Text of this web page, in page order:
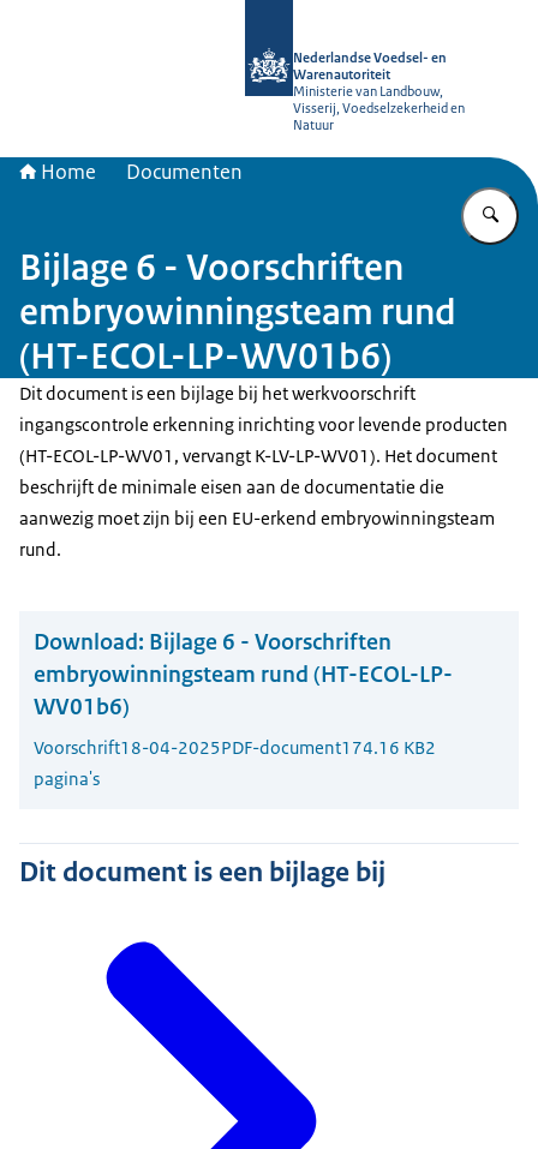
Nederlandse Voedsel- en
Warenautoriteit
Ministerie van Landbouw,
Visserij, Voedselzekerheid en
Natuur
Home Documenten
Bijlage 6 - Voorschriften
embryowinningsteam rund
(HT-ECOL-LP-WV01b6)
Dit document is een bijlage bij het werkvoorschrift
ingangscontrole erkenning inrichting voor levende producten
(HT-ECOL-LP-WV01, vervangt K-LV-LP-WV01). Het document
beschrijft de minimale eisen aan de documentatie die
aanwezig moet zijn bij een EU-erkend embryowinningsteam
rund.
Download: Bijlage 6 - Voorschriften
embryowinningsteam rund (HT-ECOL-LP-
WV01b6)
Voorschrift18-04-2025PDF-document174.16 KB2
pagina's
Dit document is een bijlage bij